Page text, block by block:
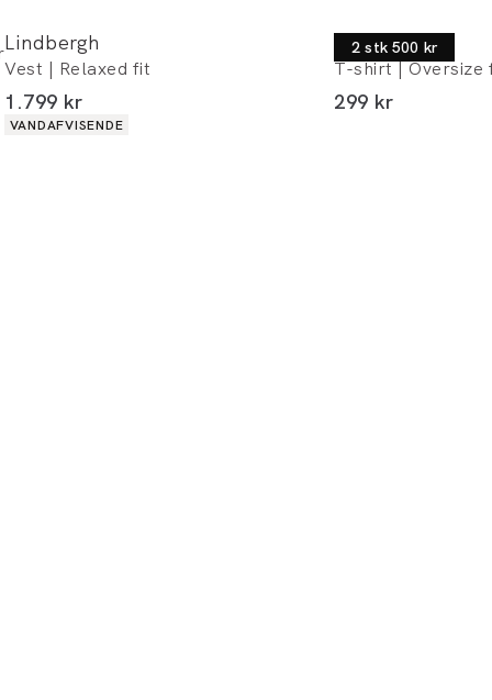
Lindbergh
Vest | Relaxed fit
I alt (inkl. rabat)
1.799 kr
Produkt egenskaber
VANDAFVISENDE
2 stk 500 kr
Lindbergh
T-shirt | Oversize
I alt (inkl. rabat)
299 kr